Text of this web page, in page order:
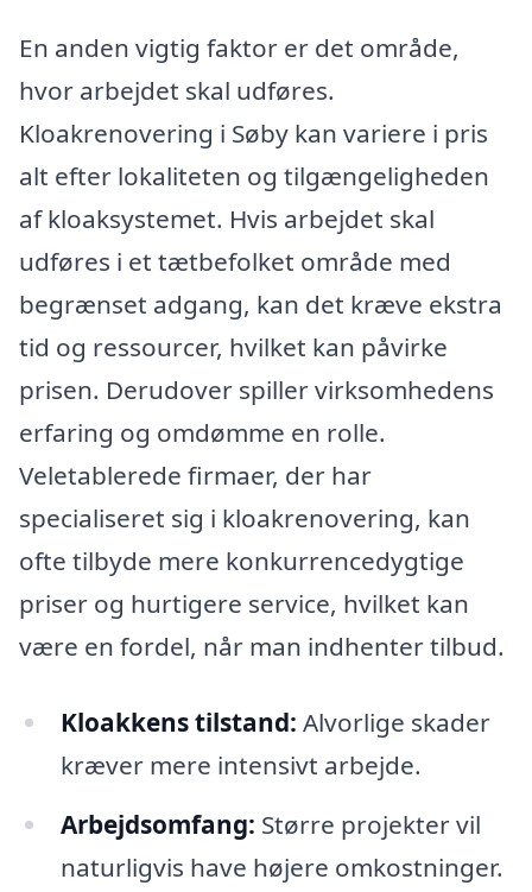
En anden vigtig faktor er det område,
hvor arbejdet skal udføres.
Kloakrenovering i Søby kan variere i pris
alt efter lokaliteten og tilgængeligheden
af kloaksystemet. Hvis arbejdet skal
udføres i et tætbefolket område med
begrænset adgang, kan det kræve ekstra
tid og ressourcer, hvilket kan påvirke
prisen. Derudover spiller virksomhedens
erfaring og omdømme en rolle.
Veletablerede firmaer, der har
specialiseret sig i kloakrenovering, kan
ofte tilbyde mere konkurrencedygtige
priser og hurtigere service, hvilket kan
være en fordel, når man indhenter tilbud.
Kloakkens tilstand: Alvorlige skader
kræver mere intensivt arbejde.
Arbejdsomfang: Større projekter vil
naturligvis have højere omkostninger.